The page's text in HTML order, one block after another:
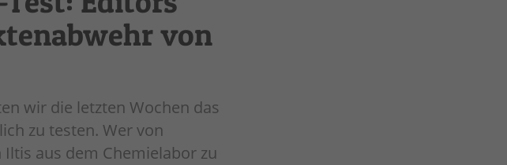
von
wir die letzten Wochen das
zu testen. Wer von
aus dem Chemielabor zu